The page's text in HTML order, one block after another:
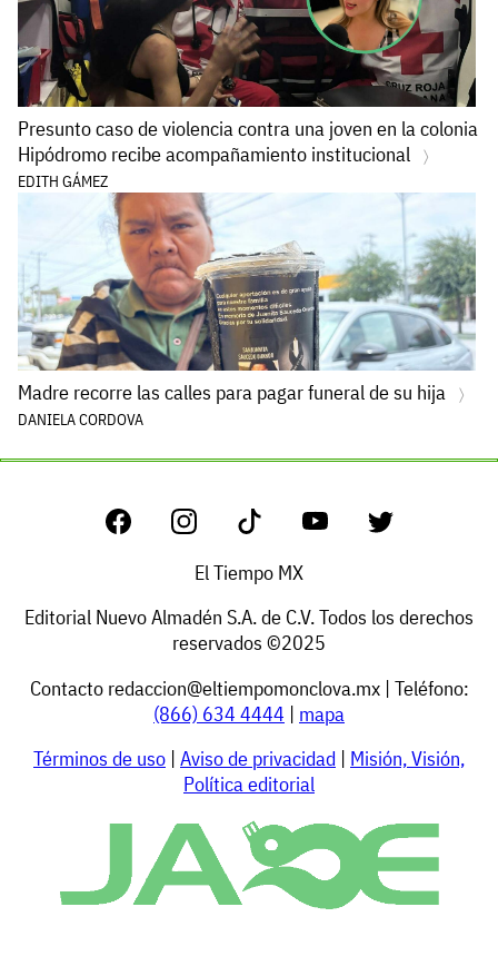
Presunto caso de violencia contra una joven en la colonia
Hipódromo recibe acompañamiento institucional
EDITH GÁMEZ
Madre recorre las calles para pagar funeral de su hija
DANIELA CORDOVA
El Tiempo MX
Editorial Nuevo Almadén S.A. de C.V. Todos los derechos
reservados ©2025
Contacto redaccion@eltiempomonclova.mx| Teléfono:
(866) 634 4444 | mapa
Términos de uso | Aviso de privacidad | Misión, Visión,
Política editorial